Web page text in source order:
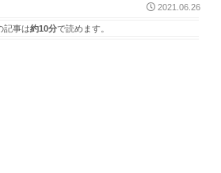
2021.06.26
記事は約10分で読めます。